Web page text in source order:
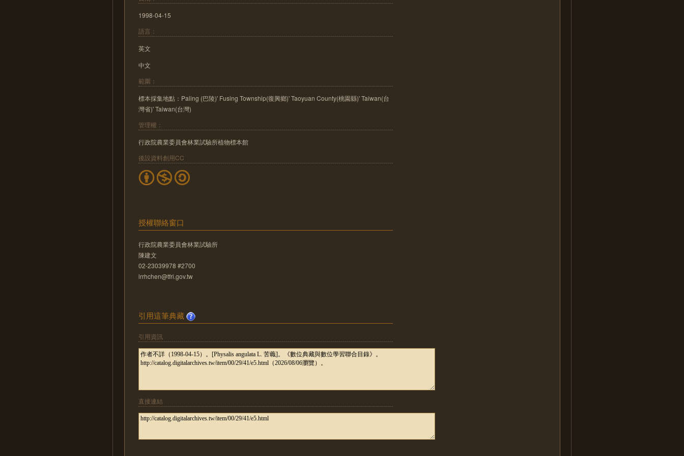
1998-04-15
語言：
英文
中文
範圍：
標本採集地點：Paling (巴陵)' Fusing Township(復興鄉)' Taoyuan County(桃園縣)' Taiwan(台
灣省)' Taiwan(台灣)
管理權：
行政院農業委員會林業試驗所植物標本館
後設資料創用CC
授權聯絡窗口
行政院農業委員會林業試驗所
陳建文
02-23039978 #2700
lrrhchen@tfri.gov.tw
引用這筆典藏
引用資訊
直接連結